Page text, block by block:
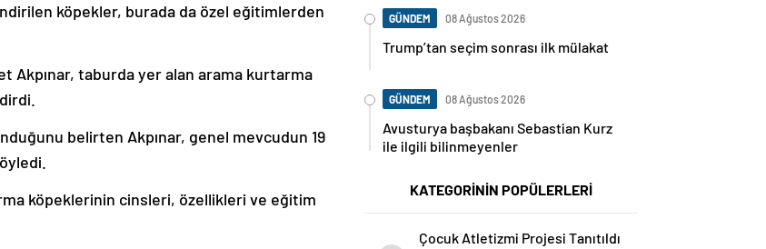
köpekler, burada da özel eğitimlerden
Akpınar, taburda yer alan arama kurtarma
belirten Akpınar, genel mevcudun 19
köpeklerinin cinsleri, özellikleri ve eğitim
GÜNDEM 08 Ağustos 2026
Trump’tan seçim sonrası ilk mülakat
GÜNDEM 08 Ağustos 2026
Avusturya başbakanı Sebastian Kurz
ile ilgili bilinmeyenler
KATEGORİNİN POPÜLERLERİ
Çocuk Atletizmi Projesi Tanıtıldı